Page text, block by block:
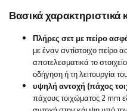
Βασικά χαρακτηριστικά
Πλήρες σετ με πείρο
με έναν αντίστοιχο πείρο
αποτελεσματικά το
οδήγηση ή τη λειτουργία
υψηλή αντοχή (πάχος
πάχους τοιχώματος 2 mm